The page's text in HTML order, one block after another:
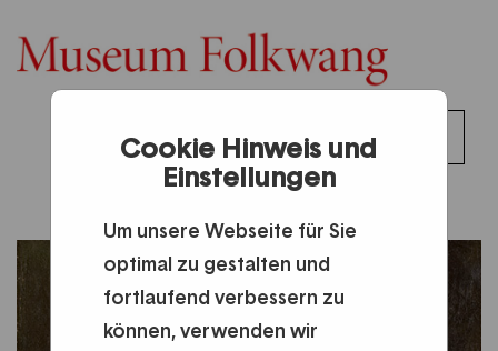
Cookie Hinweis und
Einstellungen
Um unsere Webseite für Sie
optimal zu gestalten und
fortlaufend verbessern zu
können, verwenden wir
DE Anmelden 0,00 €